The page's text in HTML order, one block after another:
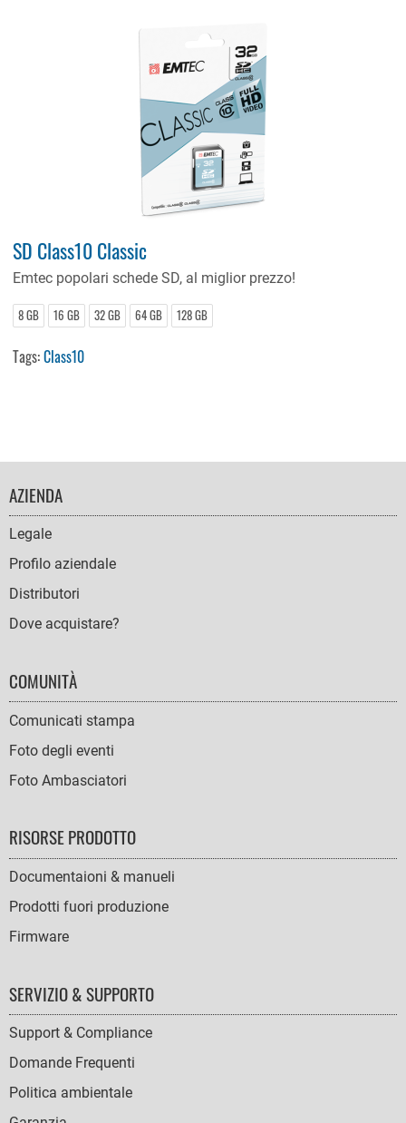
SD Class10 Classic
Emtec popolari schede SD, al miglior prezzo!
8 GB 16 GB 32 GB 64 GB 128 GB
Tags:Class10
FOOTER
NAVIGATION
AZIENDA
Legale
Profilo aziendale
Distributori
Dove acquistare?
COMUNITÀ
Comunicati stampa
Foto degli eventi
Foto Ambasciatori
RISORSE PRODOTTO
Documentaioni & manueli
Prodotti fuori produzione
Firmware
SERVIZIO & SUPPORTO
Support & Compliance
Domande Frequenti
Politica ambientale